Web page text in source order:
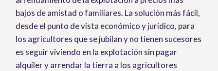
bajos de amistad o familiares. La solución más fácil,
desde el punto de vista económico y jurídico, para
los agricultores que se jubilan y no tienen sucesores
es seguir viviendo en la explotación sin pagar
alquiler y arrendar la tierra a los agricultores